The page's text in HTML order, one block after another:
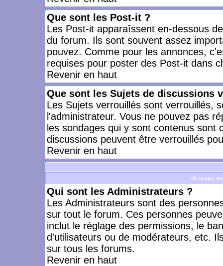
Que sont les Post-it ?
Les Post-it apparaîssent en-dessous
du forum. Ils sont souvent assez
pouvez. Comme pour les annonces,
requises pour poster des Post-it dans
Revenir en haut
Que sont les Sujets de discussions
Les Sujets verrouillés sont verrouillés,
l'administrateur. Vous ne pouvez pas
les sondages qui y sont contenus
discussions peuvent être verrouillés
Revenir en haut
Niveaux
Qui sont les Administrateurs ?
Les Administrateurs sont des
sur tout le forum. Ces personnes
inclut le réglage des permissions, le
d'utilisateurs ou de modérateurs, etc.
sur tous les forums.
Revenir en haut